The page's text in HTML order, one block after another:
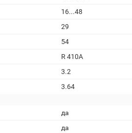
16...48
29
54
R 410A
3.2
3.64
да
да